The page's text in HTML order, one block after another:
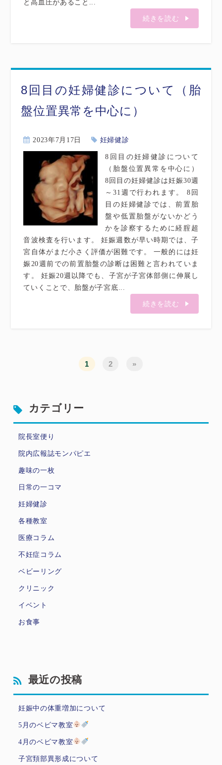
と高血圧があること...
続きを読む
8回目の妊婦健診について（胎
盤位置異常を中心に）
2023年7月17日 妊婦健診
8回目の妊婦健診について
（胎盤位置異常を中心に）
8回目の妊婦健診は妊娠30週
～31週で行われます。 8回
目の妊婦健診では、前置胎
盤や低置胎盤がないかどう
かを診察するために経腟超
音波検査を行います。 妊娠週数が早い時期では、子
宮自体がまだ小さく評価が困難です。 一般的には妊
娠20週前での前置胎盤の診断は困難と言われていま
す。 妊娠20週以降でも、子宮が子宮体部側に伸展し
ていくことで、胎盤が子宮底...
続きを読む
1 2 »
カテゴリー
院長室便り
院内広報誌モンパピエ
趣味の一枚
日常の一コマ
妊婦健診
各種教室
医療コラム
不妊症コラム
ベビーリング
クリニック
イベント
お食事
最近の投稿
妊娠中の体重増加について
5月のベビマ教室
4月のベビマ教室
子宮頚部異形成について